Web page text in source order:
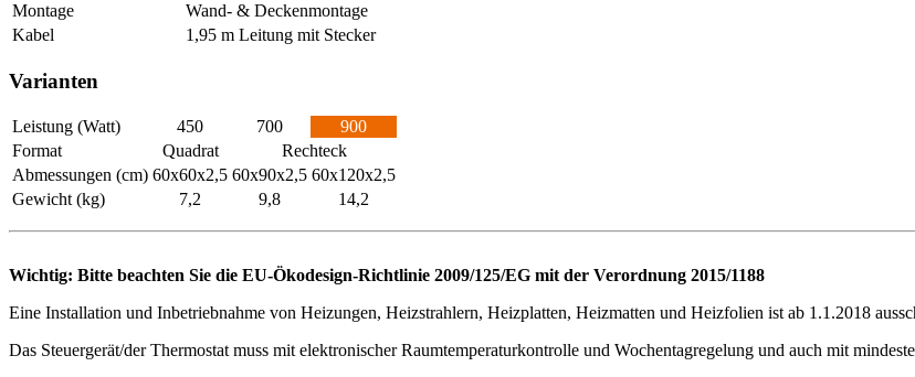
Montage
Wand- & Deckenmontage
Kabel
1,95 m Leitung mit Stecker
Varianten
Leistung (Watt) 450 700
900
Format
Quadrat
Rechteck
Abmessungen (cm) 60x60x2,5 60x90x2,5 60x120x2,5
Gewicht (kg)
7,2 9,8 14,2
Wichtig: Bitte beachten Sie die EU-Ökodesign-Richtlinie 2009/125/EG mit der Verordnung 2015/1188
Eine Installation und Inbetriebnahme von Heizungen, Heizstrahlern, Heizplatten, Heizmatten und Heizfolien ist ab 1.1.2018
Das Steuergerät/der Thermostat muss mit elektronischer Raumtemperaturkontrolle und Wochentagregelung und auch mit